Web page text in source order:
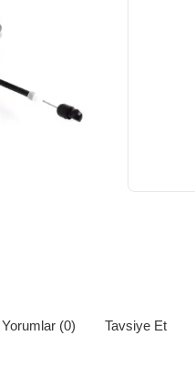
Yorumlar (0) Tavsiye Et